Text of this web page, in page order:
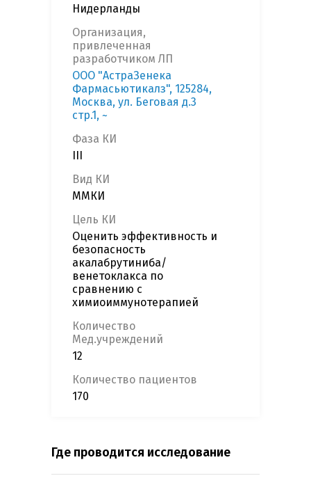
Нидерланды
Организация,
привлеченная
разработчиком ЛП
ООО "АстраЗенека
Фармасьютикалз", 125284,
Москва, ул. Беговая д.3
стр.1, ~
Фаза КИ
Вид КИ
ММКИ
Цель КИ
Оценить эффективность и
безопасность
акалабрутиниба/
венетоклакса по
сравнению с
химиоиммунотерапией
Количество
Мед.учреждений
12
Количество пациентов
170
Где проводится исследование